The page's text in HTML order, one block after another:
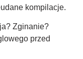
kompilacje.
Zginanie?
przed